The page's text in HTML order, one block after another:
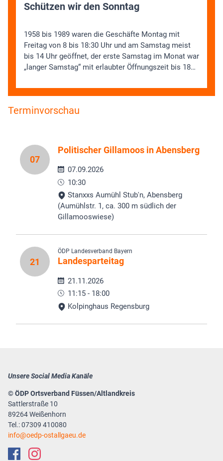
Schützen wir den Sonntag
1958 bis 1989 waren die Geschäfte Montag mit
Freitag von 8 bis 18:30 Uhr und am Samstag meist
bis 14 Uhr geöffnet, der erste Samstag im Monat war
„langer Samstag“ mit erlaubter Öffnungszeit bis 18…
Terminvorschau
07
Politischer Gillamoos in Abensberg
07.09.2026
10:30
Stanxxs Aumühl Stub'n, Abensberg
(Aumühlstr. 1, ca. 300 m südlich der
Gillamooswiese)
21
ÖDP Landesverband Bayern
Landesparteitag
21.11.2026
11:15 - 18:00
Kolpinghaus Regensburg
Unsere Social Media Kanäle
© ÖDP Ortsverband Füssen/Altlandkreis
Sattlerstraße 10
89264 Weißenhorn
Tel.: 07309 410080
info
oedp-ostallgaeu.de